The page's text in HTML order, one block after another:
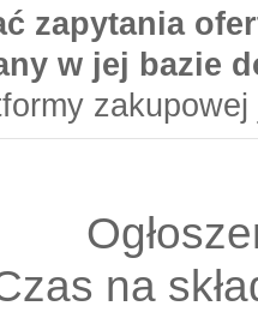
zapytania
w jej bazie
na